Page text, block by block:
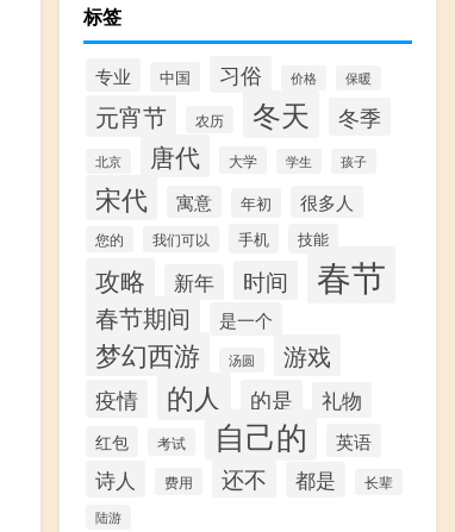
标签
专业 中国 习俗 价格 保暖
元宵节 农历 冬天 冬季
北京 唐代 大学 学生 孩子
宋代 寓意 年初 很多人
您的 我们可以 手机 技能
攻略 新年 时间 春节
春节期间 是一个
梦幻西游 汤圆 游戏
疫情 的人 的是 礼物
红包 考试 自己的 英语
诗人 费用 还不 都是 长辈
陆游